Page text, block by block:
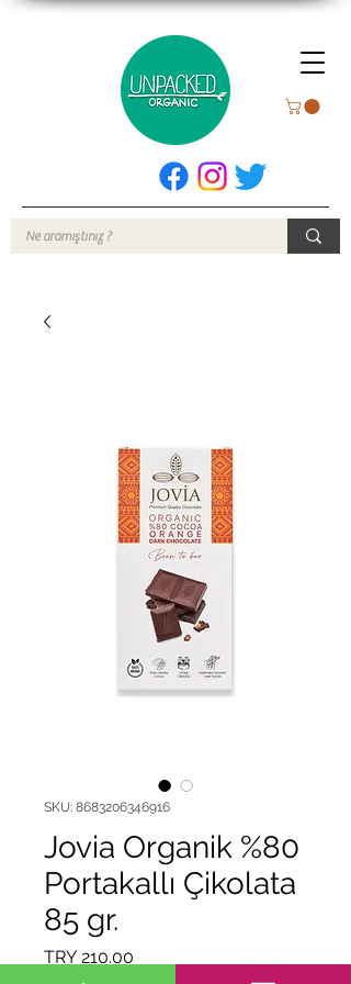
SKU: 8683206346916
Jovia Organik %80
Portakallı Çikolata
85 gr.
TRY 210.00